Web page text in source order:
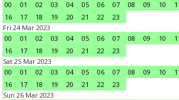
00
01 02 03 04 05 06 07 08 09 10
16
17 18 19 20 21 22
23
Fri 24 Mar 2023
00
01 02 03 04 05 06 07 08 09 10
16
17 18 19 20 21 22
23
Sat 25 Mar 2023
00
01 02 03 04 05 06 07 08 09 10
16
17 18 19 20 21 22
23
Sun 26 Mar 2023